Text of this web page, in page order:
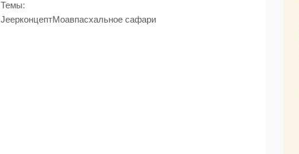
Темы:
JeepконцептМоавпасхальное сафари